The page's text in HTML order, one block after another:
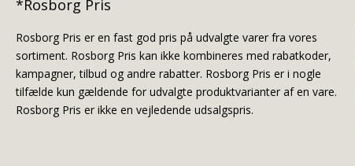
*Rosborg Pris
Rosborg Pris er en fast god pris på udvalgte varer fra vores
sortiment. Rosborg Pris kan ikke kombineres med rabatkoder,
kampagner, tilbud og andre rabatter. Rosborg Pris er i nogle
tilfælde kun gældende for udvalgte produktvarianter af en vare.
Rosborg Pris er ikke en vejledende udsalgspris.